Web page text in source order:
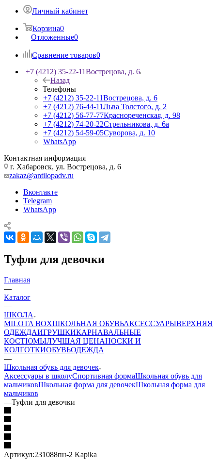
Личный кабинет
Корзина0
Отложенные0
Сравнение товаров0
+7 (4212) 35-22-11Вострецова, д. 6
Назад
Телефоны
+7 (4212) 35-22-11Вострецова, д. 6
+7 (4212) 76-44-11Льва Толстого, д. 2
+7 (4212) 56-77-77Краснореченская, д. 98
+7 (4212) 74-20-22Стрельникова, д. 6а
+7 (4212) 54-59-05Суворова, д. 10
WhatsApp
Контактная информация
г. Хабаровск, ул. Вострецова, д. 6
zakaz@antilopadv.ru
Вконтакте
Telegram
WhatsApp
Туфли для девочки
Главная
—
Каталог
—
ШКОЛА
MILOTA BOXШКОЛЬНАЯ ОБУВЬАКСЕССУАРЫВЕРХНЯЯ
ОДЕЖДАИГРУШКИКАРНАВАЛЬНЫЕ
КОСТЮМЫЛУЧШАЯ ЦЕНАНОСКИ И
КОЛГОТКИОБУВЬОДЕЖДА
—
Школьная обувь для девочек
Аксессуары в школуСпортивная формаШкольная обувь для
мальчиковШкольная форма для девочекШкольная форма для
мальчиков
—Туфли для девочки
Артикул:231088пн-2 Kapika